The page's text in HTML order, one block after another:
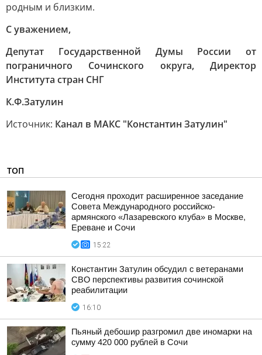
родным и близким.
С уважением,
Депутат Государственной Думы России от
пограничного Сочинского округа, Директор
Института стран СНГ
К.Ф.Затулин
Источник: Канал в МАКС "Константин Затулин"
ТОП
Сегодня проходит расширенное заседание
Совета Международного российско-
армянского «Лазаревского клуба» в Москве,
Ереване и Сочи
15:22
Константин Затулин обсудил с ветеранами
СВО перспективы развития сочинской
реабилитации
16:10
Пьяный дебошир разгромил две иномарки на
сумму 420 000 рублей в Сочи